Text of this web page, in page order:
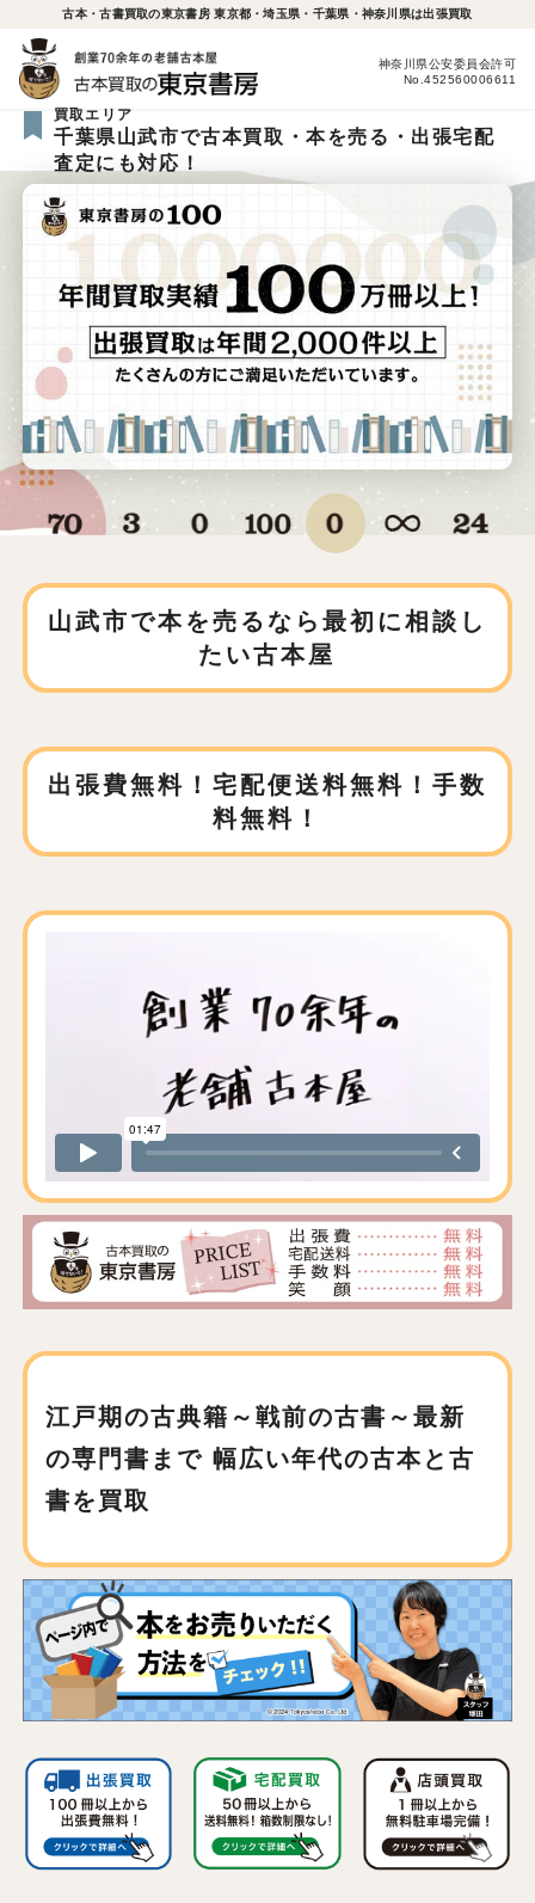
古本・古書買取の東京書房 東京都・埼玉県・千葉県・神奈川県は出張買取
神奈川県公安委員会許可
No.452560006611
買取エリア
千葉県山武市で古本買取・本を売る・出張宅配
査定にも対応！
山武市で本を売るなら 最初に相談し
たい古本屋
出張費無料！宅配便送料無料！手数
料無料！
江戸期の古典籍～戦前の古書～最新
の専門書まで 幅広い年代の古本と古
書を買取